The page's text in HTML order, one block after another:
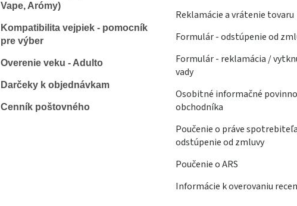
Vape, Arómy)
Kompatibilita vejpiek - pomocník
pre výber
Overenie veku - Adulto
Darčeky k objednávkam
Cenník poštovného
Reklamácie a vrátenie tovaru
Formulár - odstúpenie od
Formulár - reklamácia /
vady
Osobitné informačné
obchodníka
Poučenie o práve
odstúpenie od zmluvy
Poučenie o ARS
Informácie k overovaniu